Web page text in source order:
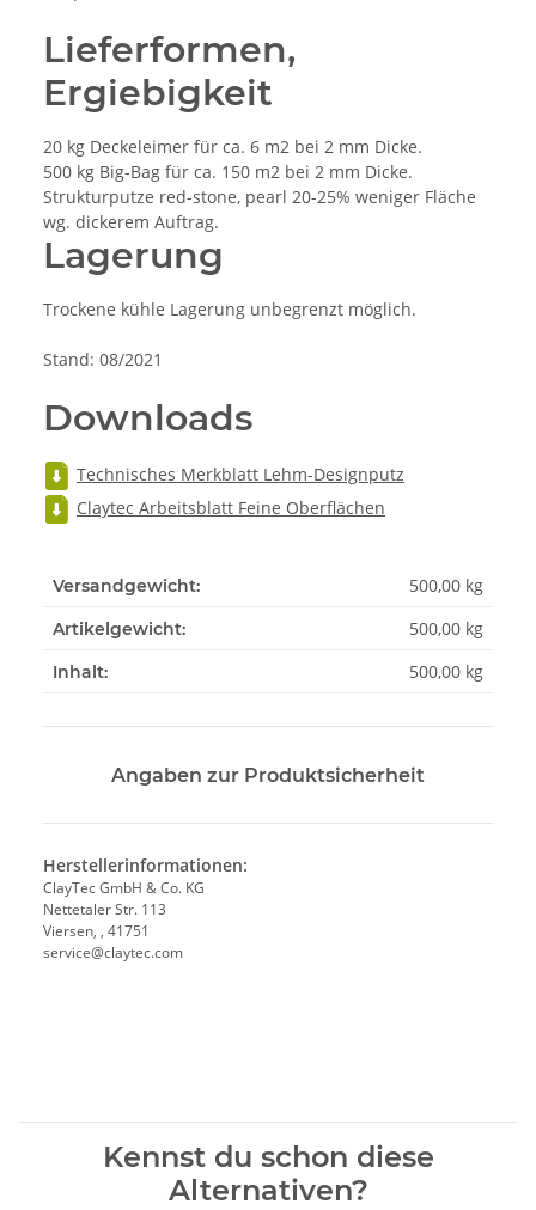
Lieferformen,
Ergiebigkeit
20 kg Deckeleimer für ca. 6 m2 bei 2 mm Dicke.
500 kg Big-Bag für ca. 150 m2 bei 2 mm Dicke.
Strukturputze red-stone, pearl 20-25% weniger Fläche
wg. dickerem Auftrag.
Lagerung
Trockene kühle Lagerung unbegrenzt möglich.
Stand: 08/2021
Downloads
Technisches Merkblatt Lehm-Designputz
Claytec Arbeitsblatt Feine Oberflächen
Versandgewicht: 500,00 kg
Artikelgewicht: 500,00 kg
Inhalt: 500,00 kg
Angaben zur Produktsicherheit
Herstellerinformationen:
ClayTec GmbH & Co. KG
Nettetaler Str. 113
Viersen, , 41751
service@claytec.com
Kennst du schon diese
Alternativen?